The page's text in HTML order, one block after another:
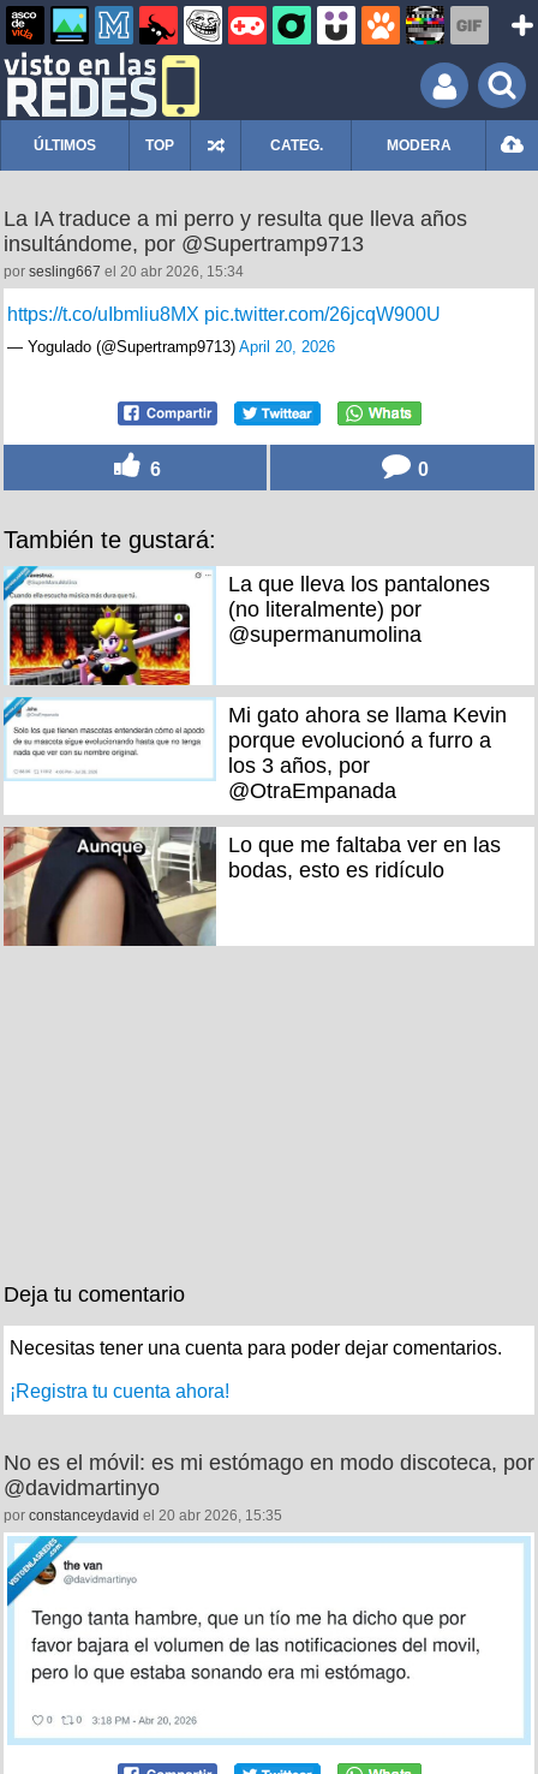
ÚLTIMOS TOP CATEG. MODERA
La IA traduce a mi perro y resulta que lleva años
insultándome, por @Supertramp9713
por sesling667 el 20 abr 2026, 15:34
https://t.co/uIbmliu8MX pic.twitter.com/26jcqW900U
— Yogulado (@Supertramp9713) April 20, 2026
6 0
También te gustará:
La que lleva los pantalones
(no literalmente) por
@supermanumolina
Mi gato ahora se llama Kevin
porque evolucionó a furro a
los 3 años, por
@OtraEmpanada
Lo que me faltaba ver en las
bodas, esto es ridículo
Deja tu comentario
Necesitas tener una cuenta para poder dejar comentarios.
¡Registra tu cuenta ahora!
No es el móvil: es mi estómago en modo discoteca, por
@davidmartinyo
por constanceydavid el 20 abr 2026, 15:35